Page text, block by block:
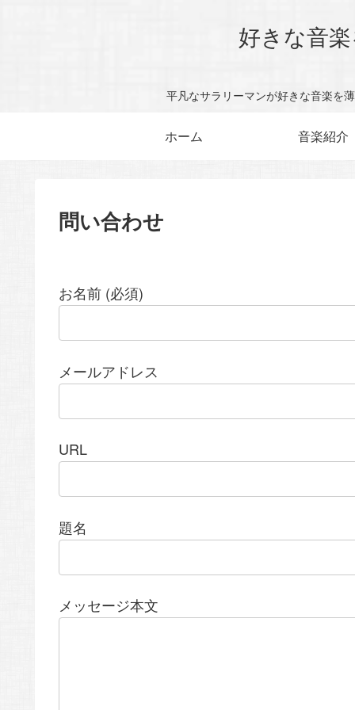
好きな音
平凡なサラリーマンが好きな音楽を
ホーム 音楽紹介
問い合わせ
お名前 (必須)
メールアドレス
URL
題名
メッセージ本文